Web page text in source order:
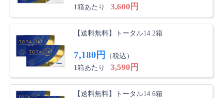
1箱あたり
3,600円
【送料無料】トータル14 2箱
7,180円
（税込）
1箱あたり
3,590円
【送料無料】トータル14 6箱